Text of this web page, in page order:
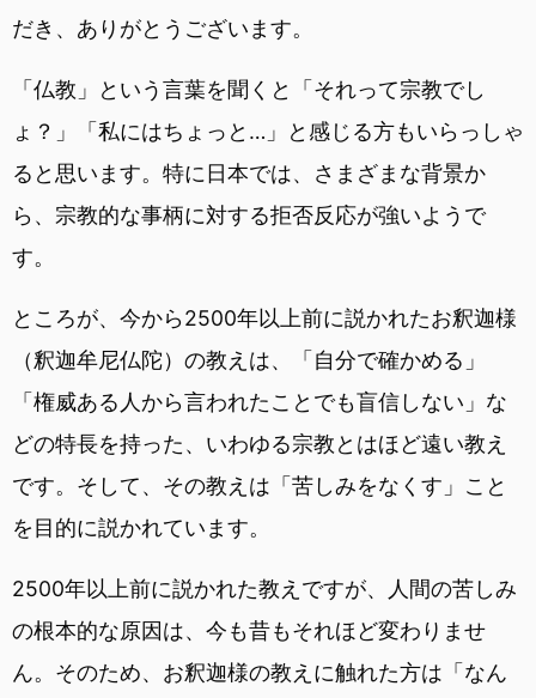
だき、ありがとうございます。
「仏教」という言葉を聞くと「それって宗教でし
ょ？」「私にはちょっと…」と感じる方もいらっしゃ
ると思います。特に日本では、さまざまな背景か
ら、宗教的な事柄に対する拒否反応が強いようで
す。
ところが、今から2500年以上前に説かれたお釈迦様
（釈迦牟尼仏陀）の教えは、「自分で確かめる」
「権威ある人から言われたことでも盲信しない」な
どの特長を持った、いわゆる宗教とはほど遠い教え
です。そして、その教えは「苦しみをなくす」こと
を目的に説かれています。
2500年以上前に説かれた教えですが、人間の苦しみ
の根本的な原因は、今も昔もそれほど変わりませ
ん。そのため、お釈迦様の教えに触れた方は「なん